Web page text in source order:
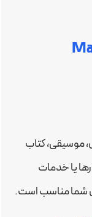
موسیقی، کتاب
یا خدمات